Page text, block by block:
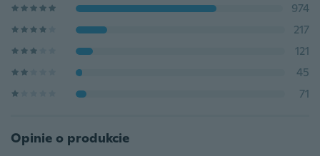
974
217
121
45
71
Opinie o produkcie